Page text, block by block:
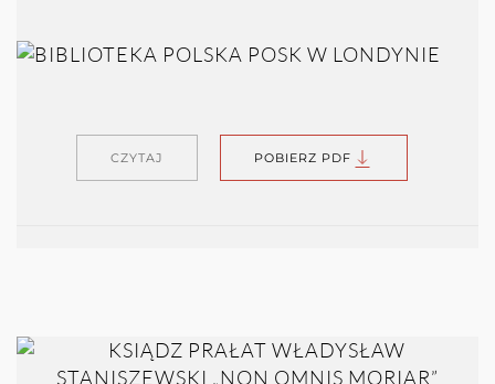
CZYTAJ POBIERZ PDF